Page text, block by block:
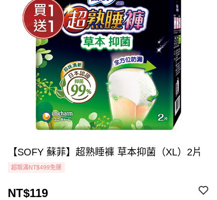
【SOFY 蘇菲】超熟睡褲 草本抑菌（XL）2片
超取滿NT$499免運
NT$119